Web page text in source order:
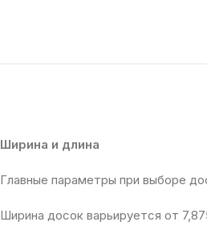
Ширина и длина
Главные параметры при выборе
Ширина досок варьируется от